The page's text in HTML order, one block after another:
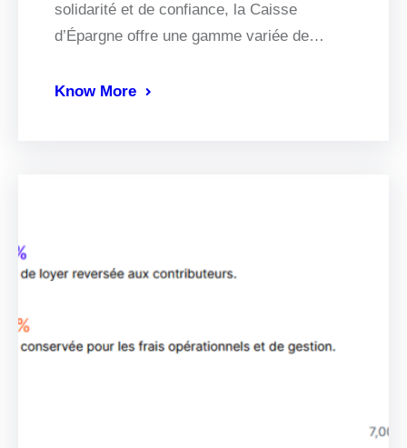
solidarité et de confiance, la Caisse
d’Épargne offre une gamme variée de…
Know More